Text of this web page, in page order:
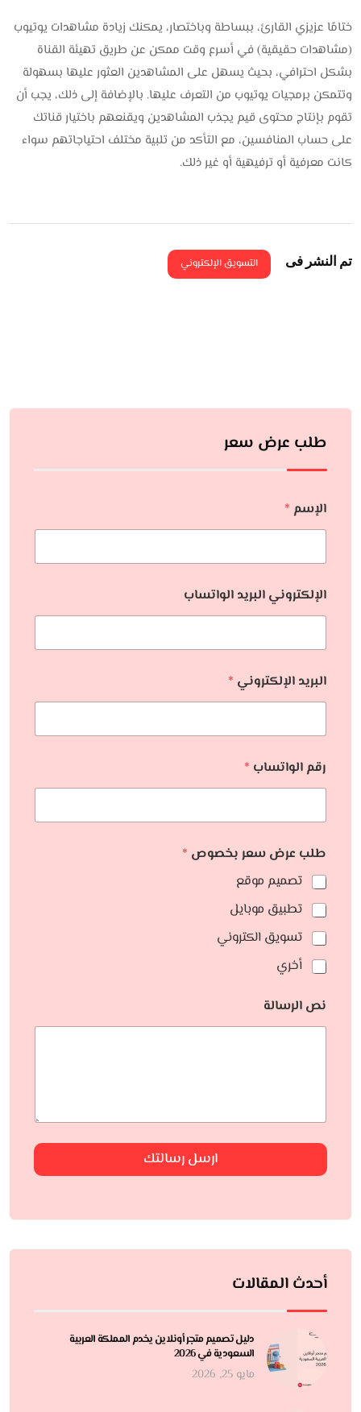
ختامًا عزيزي القارئ، ببساطة وباختصار، يمكنك زيادة مشاهدات يوتيوب
(مشاهدات حقيقية) في أسرع وقت ممكن عن طريق تهيئة القناة
بشكل احترافي، بحيث يسهل على المشاهدين العثور عليها بسهولة
وتتمكن برمجيات يوتيوب من التعرف عليها. بالإضافة إلى ذلك، يجب أن
تقوم بإنتاج محتوى قيم يجذب المشاهدين ويقنعهم باختيار قناتك
على حساب المنافسين، مع التأكد من تلبية مختلف احتياجاتهم سواء
كانت معرفية أو ترفيهية أو غير ذلك.
تم النشر فى التسويق الإلكتروني
طلب عرض سعر
الإسم *
الإلكتروني البريد الواتساب
البريد الإلكتروني *
رقم الواتساب *
طلب عرض سعر بخصوص *
تصميم موقع
تطبيق موبايل
تسويق الكتروني
أخري
نص الرسالة
ارسل رسالتك
أحدث المقالات
دليل تصميم متجر أونلاين يخدم المملكة العربية
السعودية في 2026
مايو 25, 2026